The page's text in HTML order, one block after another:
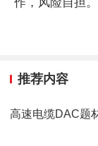
作，风险自担
推荐内容
高速电缆DAC题